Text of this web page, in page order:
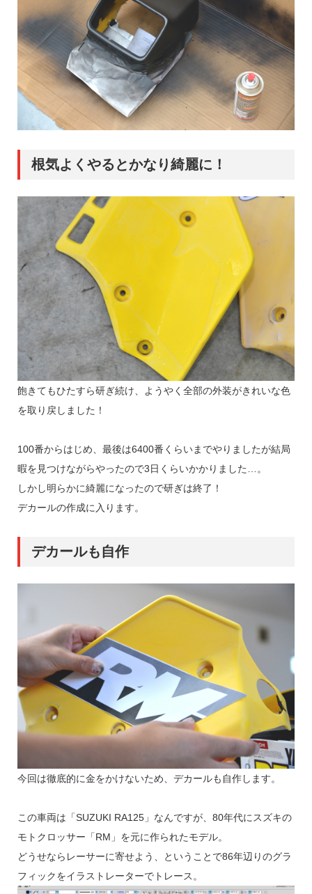
根気よくやるとかなり綺麗に！
飽きてもひたすら研ぎ続け、ようやく全部の外装がきれいな色
を取り戻しました！
100番からはじめ、最後は6400番くらいまでやりましたが結局
暇を見つけながらやったので3日くらいかかりました…。
しかし明らかに綺麗になったので研ぎは終了！
デカールの作成に入ります。
デカールも自作
今回は徹底的に金をかけないため、デカールも自作します。
この車両は「SUZUKI RA125」なんですが、80年代にスズキの
モトクロッサー「RM」を元に作られたモデル。
どうせならレーサーに寄せよう、ということで86年辺りのグラ
フィックをイラストレーターでトレース。